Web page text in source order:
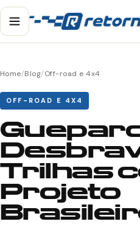
Home/Blog/Off-road e 4x4
OFF-ROAD E 4X4
Trilhas
Projeto